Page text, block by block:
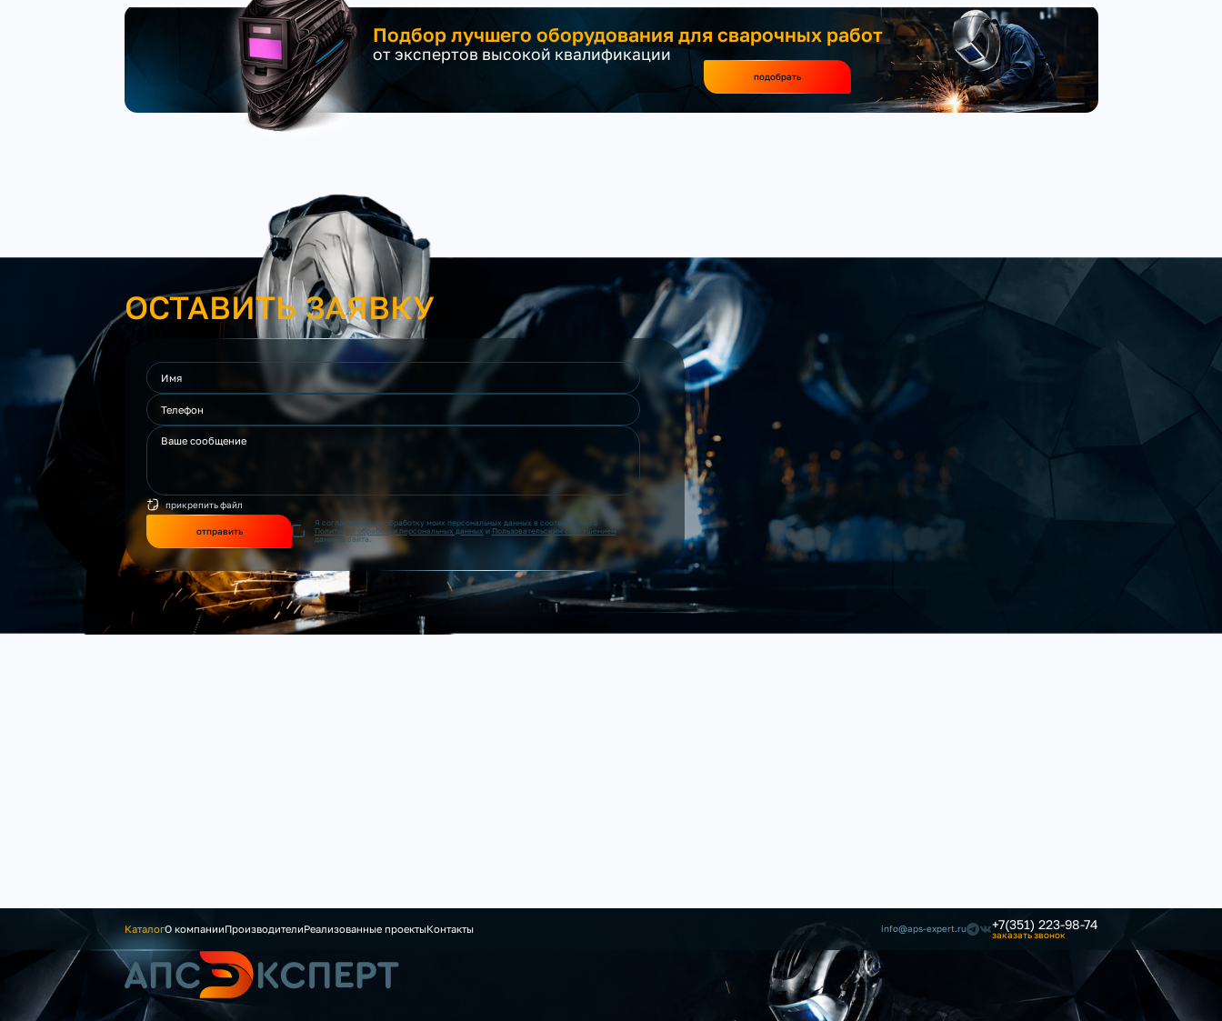
Подбор лучшего оборудования для сварочных работ
от экспертов высокой квалификации
подобрать
ОСТАВИТЬ ЗАЯВКУ
прикрепить файл
отправить
Я согласен(на) на обработку моих персональных данных в соответствии с
Политикой обработки персональных данных и Пользовательским соглашением
данного сайта.
КаталогО компанииПроизводителиРеализованные проектыКонтакты info@aps-expert.ru +7(351) 223-98-74
заказать звонок